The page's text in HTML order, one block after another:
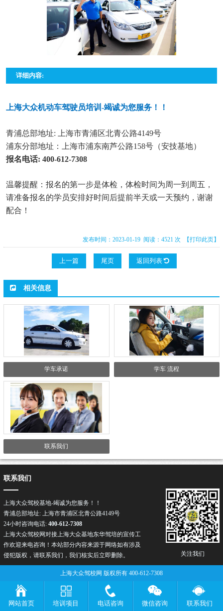
详细内容:
上海大众机动车驾驶员培训-竭诚为您服务！！
青浦总部地址: 上海市青浦区北青公路4149号
浦东分部地址：上海市浦东南芦公路158号（安技基地）
报名电话: 400-612-7308
温馨提醒：报名的第一步是体检，体检时间为周一到周五，
请准备报名的学员安排好时间后提前半天或一天预约，谢谢
配合！
发布时间：2023-01-19 阅读：4521 次 【打印此页】
上一篇 尾页 返回列表
相关信息
学车承诺 学车 流程
联系我们
关注我们
联系我们
上海大众驾校基地-竭诚为您服务！！
青浦总部地址: 上海市青浦区北青公路4149号
24小时咨询电话: 400-612-7308
上海大众驾校网对接上海大众基地东华驾培的宣传工
作欢迎来电咨询！本站部分内容来源于网络如有涉及
侵犯版权，请联系我们，我们核实后立即删除。
上海大众驾校网 版权所有 400-612-7308
网站首页 培训项目 电话咨询 微信咨询 联系我们